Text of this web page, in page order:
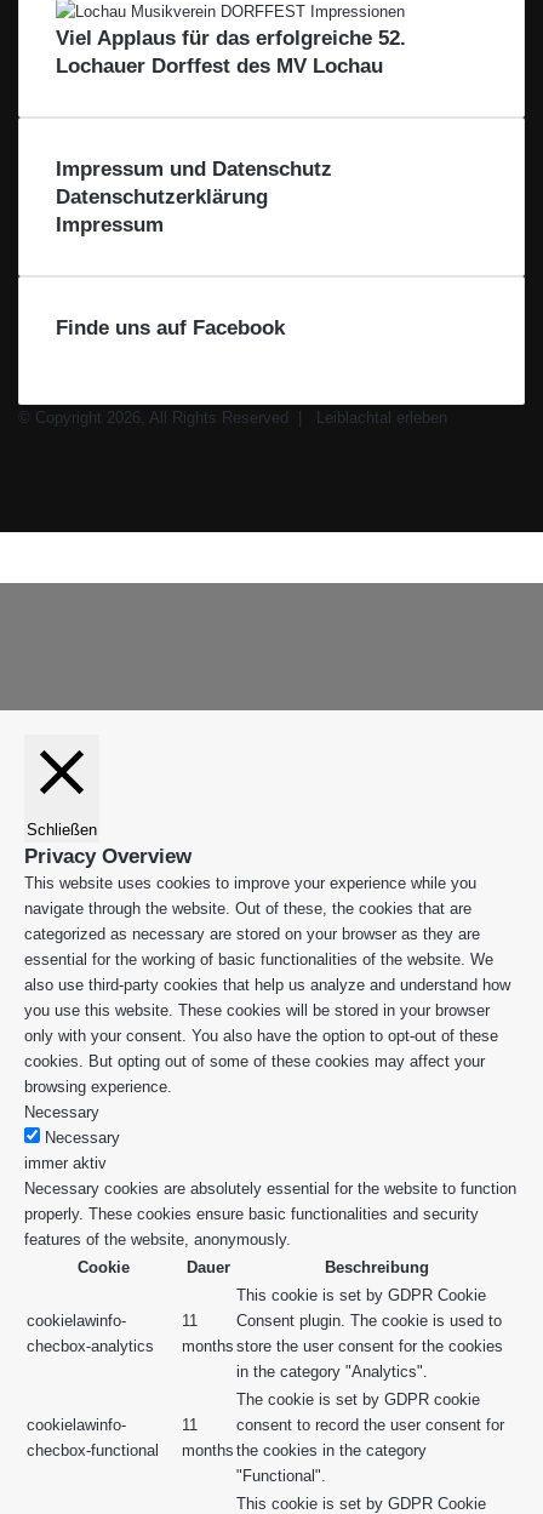
Viel Applaus für das erfolgreiche 52.
Lochauer Dorffest des MV Lochau
Impressum und Datenschutz
Datenschutzerklärung
Impressum
Finde uns auf Facebook
© Copyright 2026, All Rights Reserved |
Leiblachtal erleben
Schließen
Privacy Overview
This website uses cookies to improve your experience while you
navigate through the website. Out of these, the cookies that are
categorized as necessary are stored on your browser as they are
essential for the working of basic functionalities of the website. We
also use third-party cookies that help us analyze and understand how
you use this website. These cookies will be stored in your browser
only with your consent. You also have the option to opt-out of these
cookies. But opting out of some of these cookies may affect your
browsing experience.
Necessary
Necessary
immer aktiv
Necessary cookies are absolutely essential for the website to function
properly. These cookies ensure basic functionalities and security
features of the website, anonymously.
Cookie
Dauer Beschreibung
cookielawinfo-
checbox-analytics
11
months
This cookie is set by GDPR Cookie
Consent plugin. The cookie is used to
store the user consent for the cookies
in the category "Analytics".
cookielawinfo-
checbox-functional
11
months
The cookie is set by GDPR cookie
consent to record the user consent for
the cookies in the category
"Functional".
This cookie is set by GDPR Cookie